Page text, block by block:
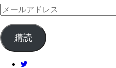
ウ
で
開
き
ま
す)
い
(新
し
ウ
ィ
ン
メ
ー
ル
ア
ド
購読